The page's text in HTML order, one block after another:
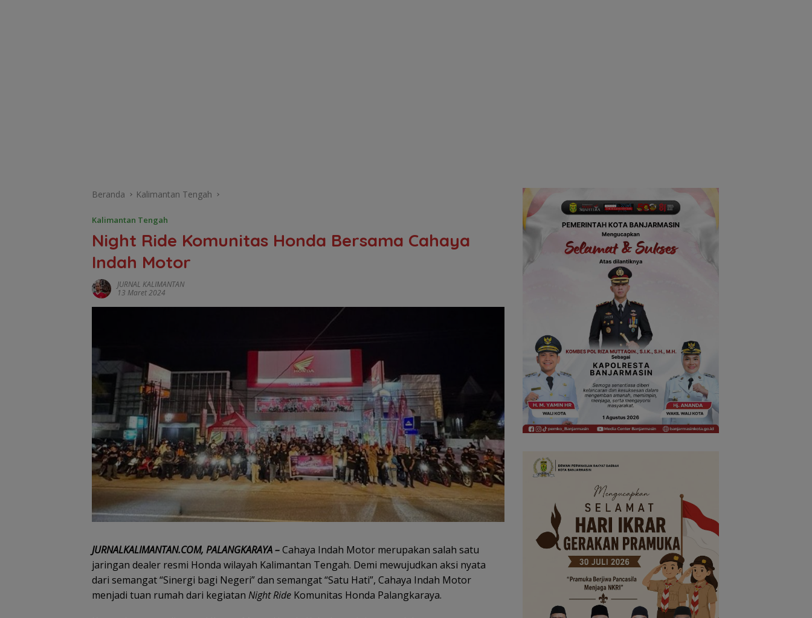
Beranda Kalimantan Tengah
Kalimantan Tengah
Night Ride Komunitas Honda Bersama Cahaya
Indah Motor
JURNAL KALIMANTAN
13 Maret 2024
JURNALKALIMANTAN.COM, PALANGKARAYA –Cahaya Indah Motor merupakan salah satu
jaringan dealer resmi Honda wilayah Kalimantan Tengah. Demi mewujudkan aksi nyata
dari semangat “Sinergi bagi Negeri” dan semangat “Satu Hati”, Cahaya Indah Motor
menjadi tuan rumah dari kegiatan Night Ride Komunitas Honda Palangkaraya.